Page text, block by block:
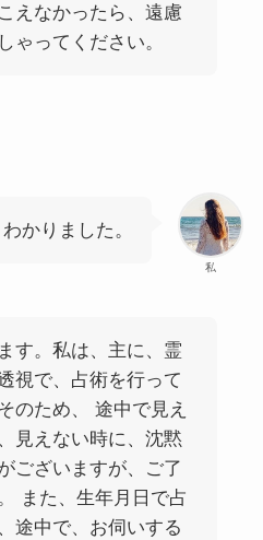
えなかったら、遠慮
ゃってください。
私
わかりました。
す。私は、主に、霊
視で、占術を行って
のため、 途中で見え
見えない時に、沈黙
ございますが、ご了
また、生年月日で占
途中で、お伺いする